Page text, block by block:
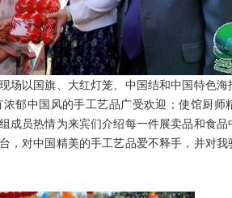
以国旗、大红灯笼、中国结和中国特色海
郁中国风的手工艺品广受欢迎；使馆厨师
成员热情为来宾们介绍每一件展卖品和食
，对中国精美的手工艺品爱不释手，并对